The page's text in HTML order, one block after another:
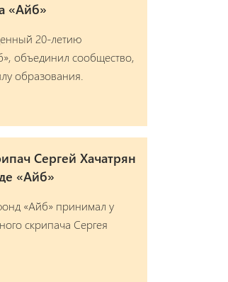
«Айб»
20-летию
объединил сообщество,
образования.
Сергей Хачатрян
«Айб»
«Айб» принимал у
скрипача Сергея